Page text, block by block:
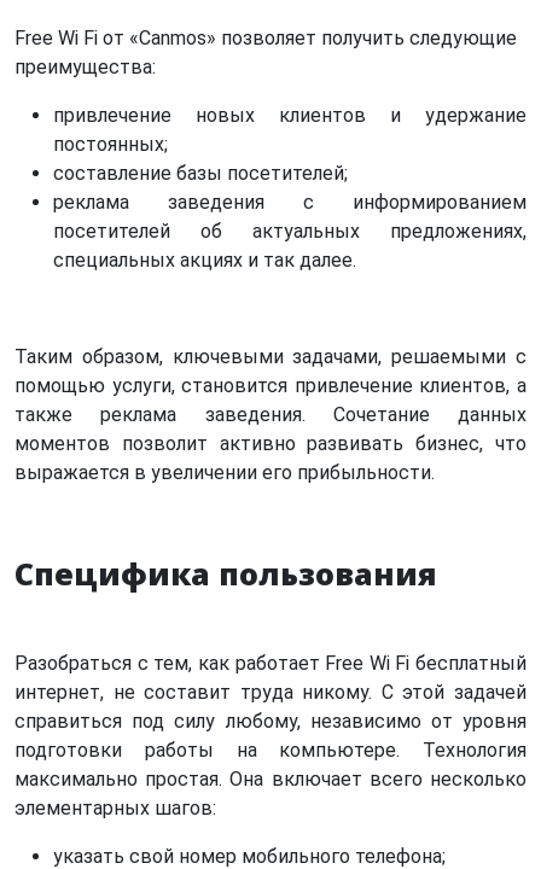
Free Wi Fi от «Canmos» позволяет получить следующие
преимущества:
привлечение новых клиентов и удержание
постоянных;
составление базы посетителей;
реклама заведения с информированием
посетителей об актуальных предложениях,
специальных акциях и так далее.
Таким образом, ключевыми задачами, решаемыми с
помощью услуги, становится привлечение клиентов, а
также реклама заведения. Сочетание данных
моментов позволит активно развивать бизнес, что
выражается в увеличении его прибыльности.
Специфика пользования
Разобраться с тем, как работает Free Wi Fi бесплатный
интернет, не составит труда никому. С этой задачей
справиться под силу любому, независимо от уровня
подготовки работы на компьютере. Технология
максимально простая. Она включает всего несколько
элементарных шагов:
указать свой номер мобильного телефона;